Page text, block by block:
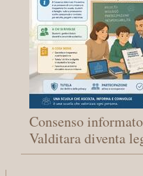
Consenso
Valditara diventa